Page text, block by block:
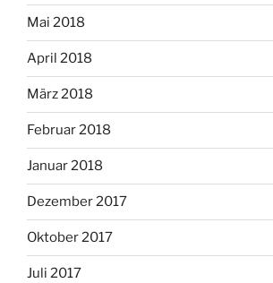
Mai 2018
April 2018
März 2018
Februar 2018
Januar 2018
Dezember 2017
Oktober 2017
Juli 2017